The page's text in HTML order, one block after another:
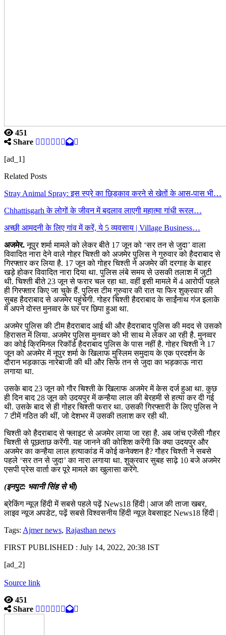
451
Share
[ad_1]
Related Posts
Stray Animal Spray: इस स्प्रे का छिड़काव करने से खेतों के आस-पास भी…
Chhattisgarh के लोगों के जीवन में बदलाव लाएगी महात्मा गांधी रूरल…
अच्छी आमदनी के लिए गांव में करें, ये 5 व्यवसाय | Village Business…
अजमेर.नूपुर शर्मा मामले को लेकर बीते 17 जून को ‘सर तन से जुदा’ वाला
विवादित नारा देने वाले गोहर चिश्ती को अजमेर पुलिस ने गुरुवार को हैदराबाद से
गिरफ्तार कर लिया है. 17 जून को गोहर चिश्ती ने अजमेर की दरगाह के बाहर
खड़े होकर विवादित नारा दिया था. पुलिस लंबे समय से उसकी तलाश में जुटी
थी. चिश्ती बीते 23 जून से फरार चल रहा था. वहीं इसी मामले में 4 आरोपी पहले
ही गिरफ्तार किए जा चुके हैं. पुलिस टीम गुरुवार की रात या फिर शुक्रवार की
सुबह हैदराबाद से अजमेर पहुंचेगी. गोहर चिश्ती हैदराबाद के साईंनाथ गंज इलाके
में अपने दोस्त मुनव्वर के घर पर छिपा हुआ था.
अजमेर पुलिस की टीम हैदराबाद आई थी और हैदराबाद पुलिस की मदद से उसको
हिरासत में लिया. अजमेर पुलिस मुनव्वर को भी साथ मे लेकर आ रही है. मुनव्वर
का कोई क्रिमिनल रिकॉर्ड हैदराबाद पुलिस के पास नहीं है. गोहर चिश्ती ने 17
जून को अजमेर में नूपुर शर्मा के खिलाफ मुस्लिम समुदाय के एक प्रदर्शन के
दौरान भड़काऊ नारेबाजी की थी और सिर्फ तन से जुदा का भड़काऊ नारा
लगाया था.
उसके बाद 23 जून को गौर चिश्ती के खिलाफ अजमेर में केस दर्ज हुआ था. कुछ
ही दिन बाद 28 जून को उदयपुर में कन्हैया लाल की बेरहमी से हत्या कर दी गई
थी. उसके बाद से ही गोहर चिश्ती फरार था. उसकी गिरफ्तारी के लिए पुलिस ने
7 टीमें गठित की थीं, जो देशभर में उसकी तलाश कर रही थी.
चिश्ती को हैदराबाद से फ्लाइट से अजमेर लाया जा रहा है. अब जांच एजेंसी गौहर
चिश्ती से पूछताछ करेंगी. यह जानने की कोशिश करेंगी कि क्या उदयपुर और
अजमेर का कन्हैया लाल हत्याकांड में कोई कनेक्शन है? गौहर चिश्ती ने सबसे
पहले ‘सर तन से जुदा’ का नारा लगाया था. शुक्रवार सुबह साढ़े 10 बजे अजमेर
एसपी प्रेस वार्ता कर पूरे मामले का खुलासा करेंगे.
(इनपुट: भवानी सिंह से भी)
ब्रेकिंग न्यूज़ हिंदी में सबसे पहले पढ़ें News18 हिंदी | आज की ताजा खबर,
लाइव न्यूज अपडेट, पढ़ें सबसे विश्वसनीय हिंदी न्यूज़ वेबसाइट News18 हिंदी |
Tags: Ajmer news, Rajasthan news
FIRST PUBLISHED : July 14, 2022, 20:38 IST
[ad_2]
Source link
451
Share